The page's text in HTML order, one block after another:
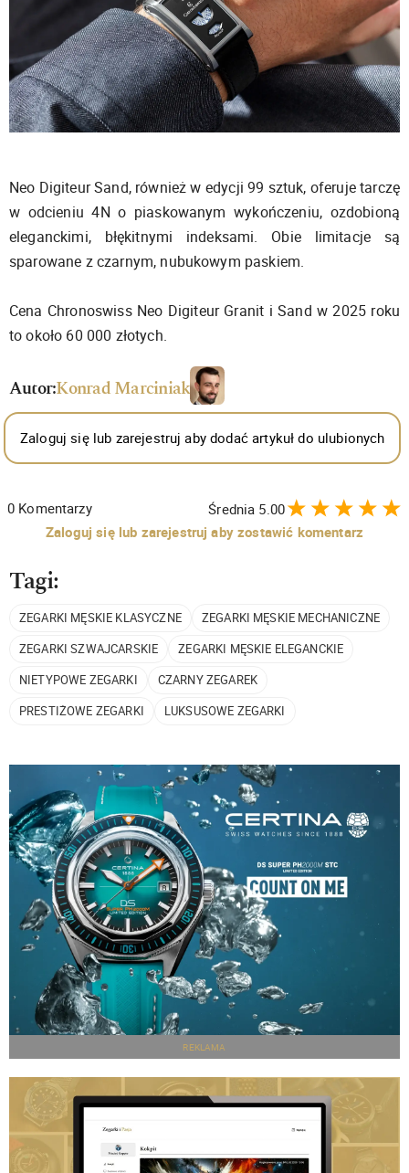
Neo Digiteur Sand, również w edycji 99 sztuk, oferuje tarczę
w odcieniu 4N o piaskowanym wykończeniu, ozdobioną
eleganckimi, błękitnymi indeksami. Obie limitacje są
sparowane z czarnym, nubukowym paskiem.
Cena Chronoswiss Neo Digiteur Granit i Sand w 2025 roku
to około 60 000 złotych.
Autor:Konrad Marciniak
Zaloguj się lub zarejestruj aby dodać artykuł do ulubionych
0 Komentarzy Średnia 5.00
Zaloguj się lub zarejestruj aby zostawić komentarz
Tagi:
ZEGARKI MĘSKIE KLASYCZNE
ZEGARKI MĘSKIE MECHANICZNE
ZEGARKI SZWAJCARSKIE
ZEGARKI MĘSKIE ELEGANCKIE
NIETYPOWE ZEGARKI
CZARNY ZEGAREK
PRESTIŻOWE ZEGARKI
LUKSUSOWE ZEGARKI
REKLAMA